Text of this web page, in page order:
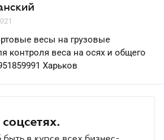
весы на грузовые
контроля веса на осях и общего
Харьков
в курсе всех бизнес-